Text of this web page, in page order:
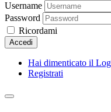
Username
Password
Ricordami
Accedi
Hai dimenticato il
Registrati